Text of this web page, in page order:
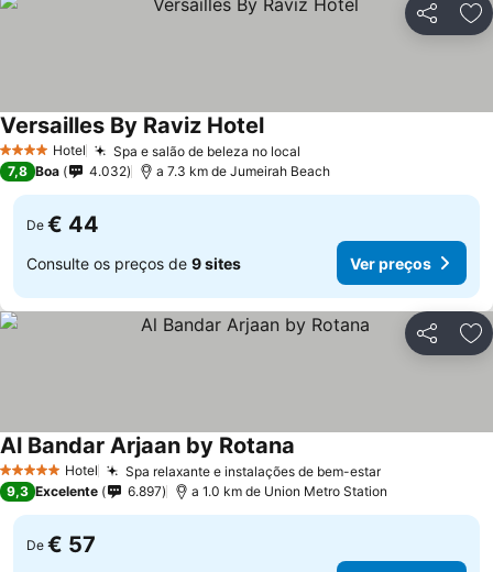
Partilhar
4 EstrelasHotel Spa e salão de beleza no local
Versailles By Raviz Hotel
7,8 Boa 4.032 a 7.3 km de Jumeirah Beach
De € 44
Consulte os preços de 9 sites Ver preços
Partilhar
5 Estrelas Hotel Spa relaxante e instalações de bem-estar
Al Bandar Arjaan by Rotana
9,3 Excelente 6.897 a 1.0 km de Union Metro Station
De € 57